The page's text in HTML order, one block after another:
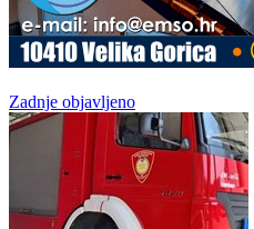
Zadnje objavljeno